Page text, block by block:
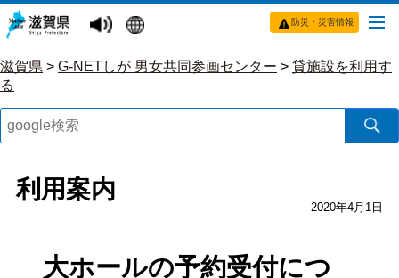
防災・災害情報
滋賀県 > G-NETしが 男女共同参画センター > 貸施設を利用す
る
利用案内
2020年4月1日
大ホールの予約受付につ